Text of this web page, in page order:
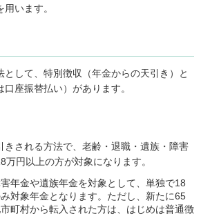
います。
して、特別徴収（年金からの天引き）と
座振替払い）があります。
きされる方法で、老齢・退職・遺族・障害
円以上の方が対象になります。
年金や遺族年金を対象として、単独で18
対象年金となります。ただし、新たに65
町村から転入された方は、はじめは普通徴